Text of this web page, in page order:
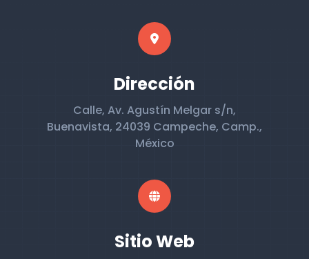
Dirección
Calle, Av. Agustín Melgar s/n,
Buenavista, 24039 Campeche, Camp.,
México
Sitio Web